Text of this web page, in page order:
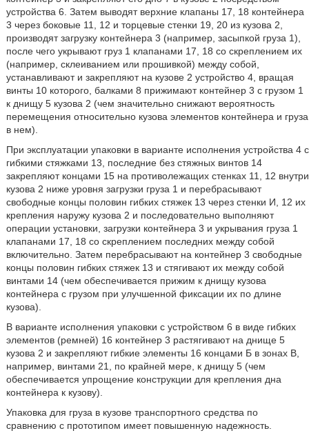
устройства 6. Затем выводят верхние клапаны 17, 18 контейнера
3 через боковые 11, 12 и торцевые стенки 19, 20 из кузова 2,
производят загрузку контейнера 3 (например, засыпкой груза 1),
после чего укрывают груз 1 клапанами 17, 18 со скреплением их
(например, склеиванием или прошивкой) между собой,
устанавливают и закрепляют на кузове 2 устройство 4, вращая
винты 10 которого, балками 8 прижимают контейнер 3 с грузом 1
к днищу 5 кузова 2 (чем значительно снижают вероятность
перемещения относительно кузова элементов контейнера и груза
в нем).
При эксплуатации упаковки в варианте исполнения устройства 4 с
гибкими стяжками 13, последние без стяжных винтов 14
закрепляют концами 15 на противолежащих стенках 11, 12 внутри
кузова 2 ниже уровня загрузки груза 1 и перебрасывают
свободные концы половин гибких стяжек 13 через стенки И, 12 их
крепления наружу кузова 2 и последовательно выполняют
операции установки, загрузки контейнера 3 и укрывания груза 1
клапанами 17, 18 со скреплением последних между собой
включительно. Затем перебрасывают на контейнер 3 свободные
концы половин гибких стяжек 13 и стягивают их между собой
винтами 14 (чем обеспечивается прижим к днищу кузова
контейнера с грузом при улучшенной фиксации их по длине
кузова).
В варианте исполнения упаковки с устройством 6 в виде гибких
элементов (ремней) 16 контейнер 3 растягивают на днище 5
кузова 2 и закрепляют гибкие элементы 16 концами Б в зонах В,
например, винтами 21, по крайней мере, к днищу 5 (чем
обеспечивается упрощение конструкции для крепления дна
контейнера к кузову).
Упаковка для груза в кузове транспортного средства по
сравнению с прототипом имеет повышенную надежность.